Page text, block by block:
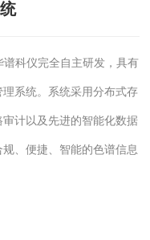
谱科仪完全自主研发，具有
系统。系统采用分布式存
计以及先进的智能化数据
、便捷、智能的色谱信息